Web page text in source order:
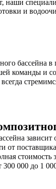
наши
и
команды и
от
стоимость
000 до 1